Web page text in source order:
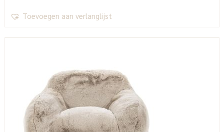
Toevoegen aan verlanglijst